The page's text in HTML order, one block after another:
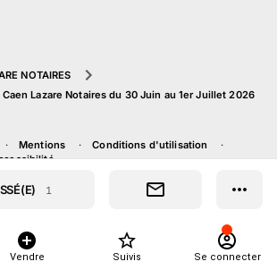
NOTAIRES
Lazare Notaires du 30 Juin au 1er Juillet 2026
Mentions
Conditions d'utilisation
1
Vendre Suivis Se connecter